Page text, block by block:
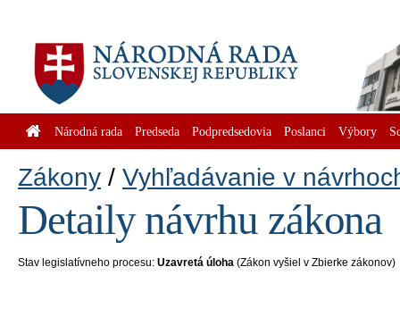
Národná rada Predseda Podpredsedovia Poslanci Výbory
Zákony Vyhľadávanie v
Detaily návrhu zákona
Stav legislatívneho procesu: Uzavretá úloha (Zákon vyšiel v Zbierke zákonov)